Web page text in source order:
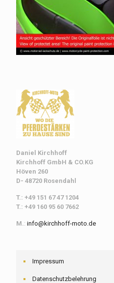
Daniel Kirchhoff
Kirchhoff GmbH & CO.KG
Höven 260
D- 48720 Rosendahl
T.: +49 151 67 47 1204
T.: +49 160 95 60 7662
M.: info@kirchhoff-moto.de
Impressum
Datenschutzbelehrung